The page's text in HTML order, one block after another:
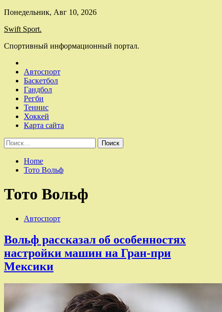
Skip
content
Понедельник, Авг 10, 2026
Swift Sport.
Спортивный информационный портал.
Автоспорт
Баскетбол
Гандбол
Регби
Теннис
Хоккей
Карта сайта
Найти:
Home
Тото Вольф
Тото Вольф
Автоспорт
Вольф рассказал об особенностях
настройки машин на Гран-при
Мексики